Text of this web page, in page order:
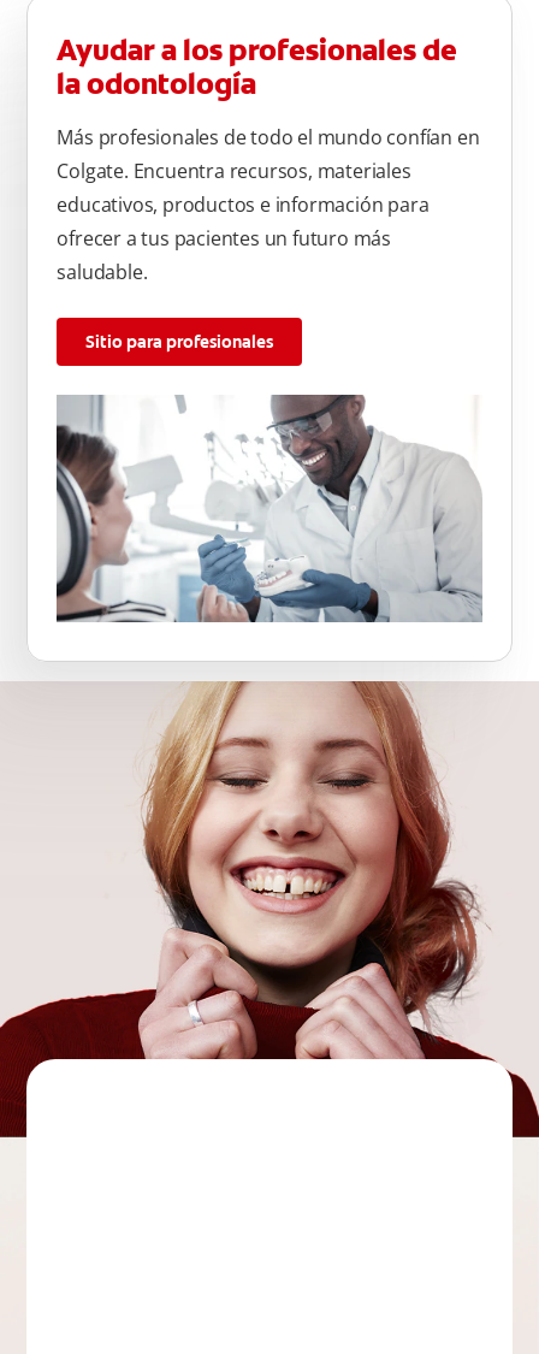
Ayudar a los profesionales de
la odontología
Más profesionales de todo el mundo confían en
Colgate. Encuentra recursos, materiales
educativos, productos e información para
ofrecer a tus pacientes un futuro más
saludable.
Sitio para profesionales